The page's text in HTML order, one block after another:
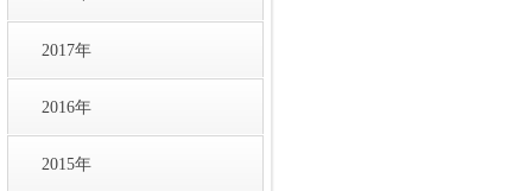
2017年
2016年
2015年